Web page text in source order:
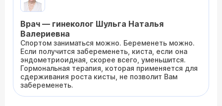
Врач — гинеколог Шульга Наталья
Валериевна
Спортом заниматься можно. Беременеть можно.
Если получится забеременеть, киста, если она
эндометриоидная, скорее всего, уменьшится.
Гормональная терапия, которая применяется для
сдерживания роста кисты, не позволит Вам
забеременеть.